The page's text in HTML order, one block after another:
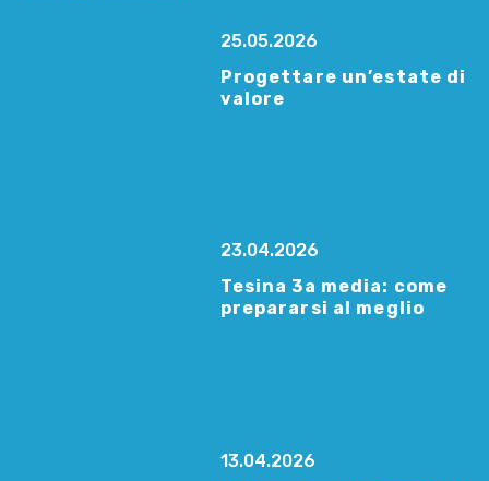
25.05.2026
Progettare un’estate di
valore
23.04.2026
Tesina 3a media: come
prepararsi al meglio
13.04.2026